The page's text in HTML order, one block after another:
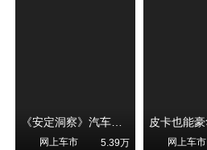
《安定洞察》汽车烧不烧油，和石油安全无关！
网上车市 5.39万 网上车市